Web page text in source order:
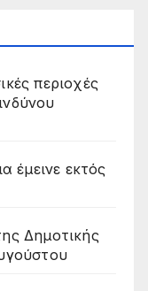
περιοχές
έμεινε εκτός
Δημοτικής